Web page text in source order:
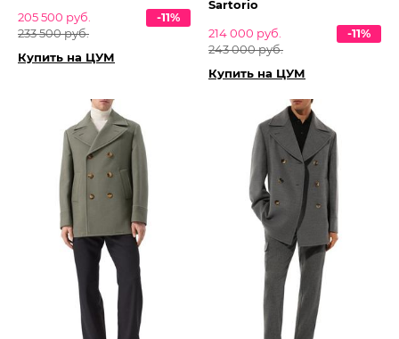
205 500 руб.
233 500 руб.
-11%
Купить на ЦУМ
Sartorio
214 000 руб.
243 000 руб.
-11%
Купить на ЦУМ